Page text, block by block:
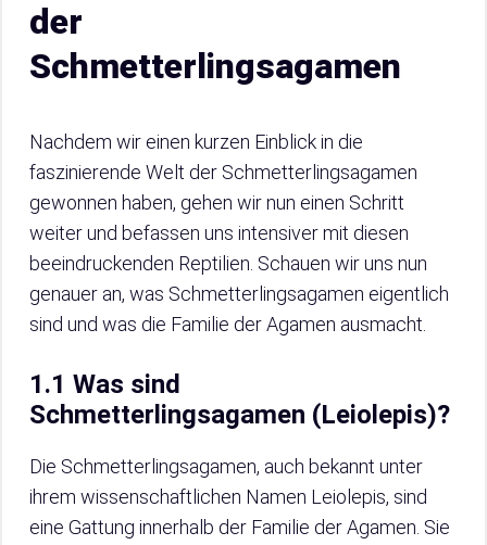
der
Schmetterlingsagamen
Nachdem wir einen kurzen Einblick in die
faszinierende Welt der Schmetterlingsagamen
gewonnen haben, gehen wir nun einen Schritt
weiter und befassen uns intensiver mit diesen
beeindruckenden Reptilien. Schauen wir uns nun
genauer an, was Schmetterlingsagamen eigentlich
sind und was die Familie der Agamen ausmacht.
1.1 Was sind
Schmetterlingsagamen (Leiolepis)?
Die Schmetterlingsagamen, auch bekannt unter
ihrem wissenschaftlichen Namen Leiolepis, sind
eine Gattung innerhalb der Familie der Agamen. Sie